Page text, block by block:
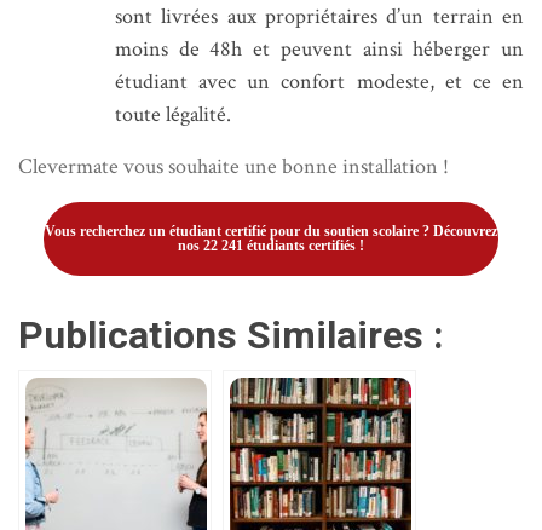
sont livrées aux propriétaires d’un terrain en
moins de 48h et peuvent ainsi héberger un
étudiant avec un confort modeste, et ce en
toute légalité.
Clevermate vous souhaite une bonne installation !
Vous recherchez un étudiant certifié pour du soutien scolaire ? Découvrez
nos 22 241 étudiants certifiés !
Publications Similaires :